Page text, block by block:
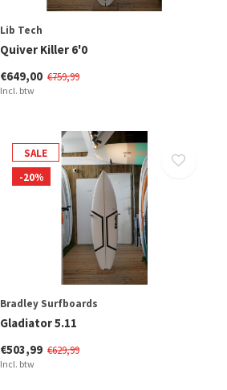
Lib Tech
Quiver Killer 6'0
€649,00 €759,99
Incl. btw
SALE
-20%
Bradley Surfboards
Gladiator 5.11
€503,99 €629,99
Incl. btw